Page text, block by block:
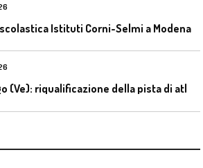
Istituti Corni-Selmi a Modena